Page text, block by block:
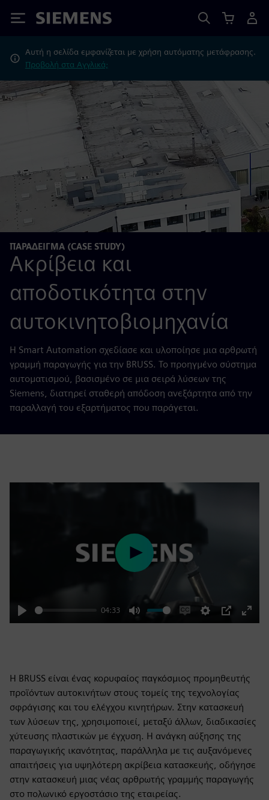
Siemens
Αυτή η σελίδα εμφανίζεται με χρήση αυτόματης μετάφρασης.
Προβολή στα Αγγλικά;
ΠΑΡΆΔΕΙΓΜΑ (CASE STUDY)
Ακρίβεια και
αποδοτικότητα στην
αυτοκινητοβιομηχανία
Η Smart Automation σχεδίασε και υλοποίησε μια αρθρωτή
γραμμή παραγωγής για την BRUSS. Το προηγμένο σύστημα
αυτοματισμού, βασισμένο σε μια σειρά λύσεων της
Siemens, διατηρεί σταθερή απόδοση ανεξάρτητα από την
παραλλαγή του εξαρτήματος που παράγεται.
Play
04:33
Mute
EnableSettings
PIP
Enter
Play
Η BRUSS είναι ένας κορυφαίος παγκόσμιος προμηθευτής
προϊόντων αυτοκινήτων στους τομείς της τεχνολογίας
σφράγισης και του ελέγχου κινητήρων. Στην κατασκευή
των λύσεων της, χρησιμοποιεί, μεταξύ άλλων, διαδικασίες
χύτευσης πλαστικών με έγχυση. Η ανάγκη αύξησης της
παραγωγικής ικανότητας, παράλληλα με τις αυξανόμενες
απαιτήσεις για υψηλότερη ακρίβεια κατασκευής, οδήγησε
στην κατασκευή μιας νέας αρθρωτής γραμμής παραγωγής
στο πολωνικό εργοστάσιο της εταιρείας.